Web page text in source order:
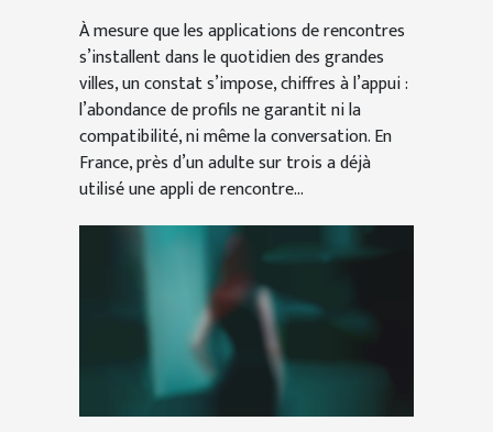
À mesure que les applications de rencontres
s’installent dans le quotidien des grandes
villes, un constat s’impose, chiffres à l’appui :
l’abondance de profils ne garantit ni la
compatibilité, ni même la conversation. En
France, près d’un adulte sur trois a déjà
utilisé une appli de rencontre...